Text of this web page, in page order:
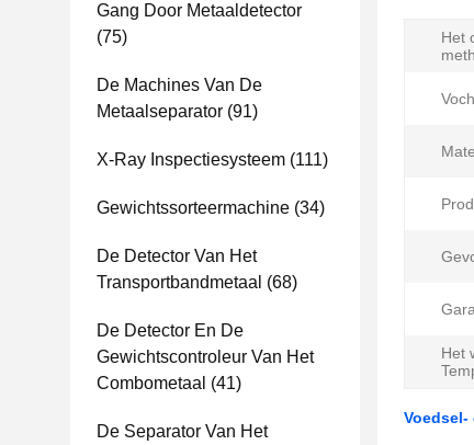
Gang Door Metaaldetector
(75)
De Machines Van De
Metaalseparator (91)
X-Ray Inspectiesysteem (111)
Gewichtssorteermachine (34)
De Detector Van Het
Transportbandmetaal (68)
De Detector En De
Gewichtscontroleur Van Het
Combometaal (41)
De Separator Van Het
Het
Het
Voedsel-